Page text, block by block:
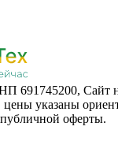
691745200, Cайт
цены указаны
оферты.